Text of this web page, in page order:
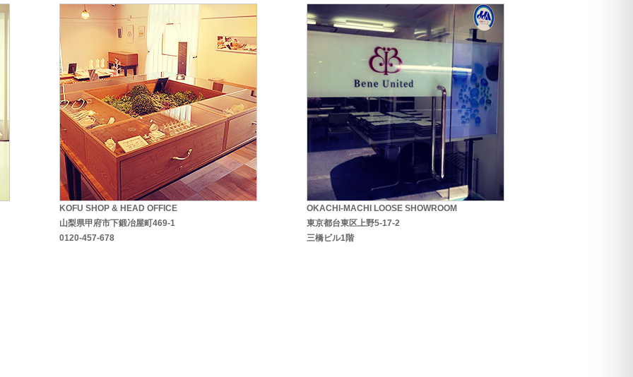
KOFU SHOP & HEAD OFFICE
山梨県甲府市下鍛冶屋町469-1
0120-457-678
OKACHI-MACHI LOOSE SHOWROOM
東京都台東区上野5-17-2
三橋ビル1階